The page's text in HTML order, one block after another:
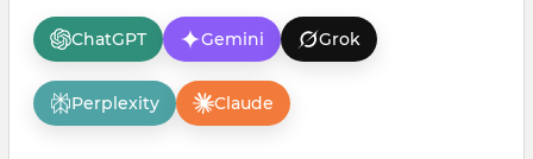
ChatGPT Gemini Grok
Perplexity Claude